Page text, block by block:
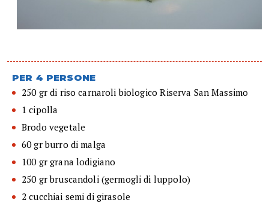
PER 4 PERSONE
250 gr di riso carnaroli biologico Riserva San Massimo
1 cipolla
Brodo vegetale
60 gr burro di malga
100 gr grana lodigiano
250 gr bruscandoli (germogli di luppolo)
2 cucchiai semi di girasole